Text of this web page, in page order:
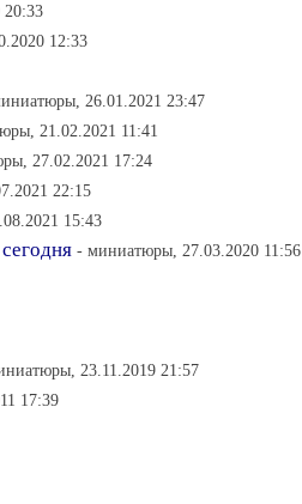
12:33
26.01.2021 23:47
21.02.2021 11:41
27.02.2021 17:24
22:15
15:43
- миниатюры, 27.03.2020 11:56
23.11.2019 21:57
17:39